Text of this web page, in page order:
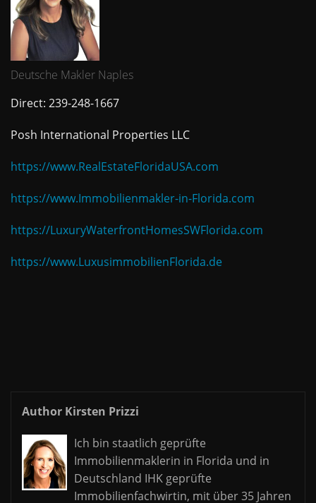
Deutsche Makler Naples
Direct: 239-248-1667
Posh International Properties LLC
https://www.RealEstateFloridaUSA.com
https://www.Immobilienmakler-in-Florida.com
https://LuxuryWaterfrontHomesSWFlorida.com
https://www.LuxusimmobilienFlorida.de
Author Kirsten Prizzi
Ich bin staatlich geprüfte
Immobilienmaklerin in Florida und in
Deutschland IHK geprüfte
Immobilienfachwirtin, mit über 35 Jahren